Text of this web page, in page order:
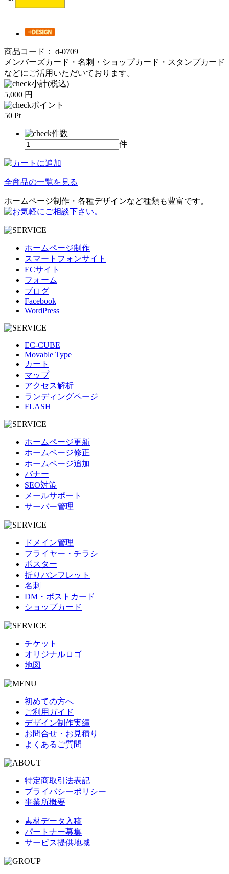
商品コード： d-0709
メンバーズカード・名刺・ショップカード・スタンプカード
などにご活用いただいております。
小計(税込)
5,000 円
ポイント
50 Pt
件数
件
全商品の一覧を見る
ホームページ制作・各種デザインなど種類も豊富です。
ホームページ制作
スマートフォンサイト
ECサイト
フォーム
ブログ
Facebook
WordPress
EC-CUBE
Movable Type
カート
マップ
アクセス解析
ランディングページ
FLASH
ホームページ更新
ホームページ修正
ホームページ追加
バナー
SEO対策
メールサポート
サーバー管理
ドメイン管理
フライヤー・チラシ
ポスター
折りパンフレット
名刺
DM・ポストカード
ショップカード
チケット
オリジナルロゴ
地図
初めての方へ
ご利用ガイド
デザイン制作実績
お問合せ・お見積り
よくあるご質問
特定商取引法表記
プライバシーポリシー
事業所概要
素材データ入稿
パートナー募集
サービス提供地域